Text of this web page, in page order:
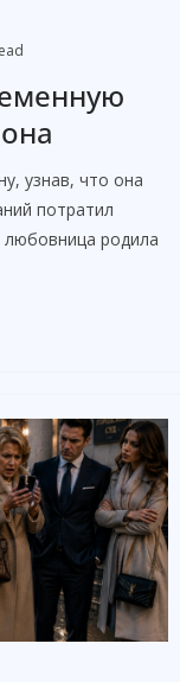
узнав, что она
потратил
родила